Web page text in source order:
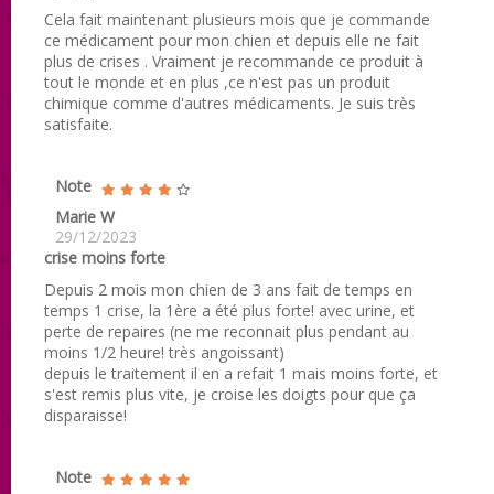
Cela fait maintenant plusieurs mois que je commande
ce médicament pour mon chien et depuis elle ne fait
plus de crises . Vraiment je recommande ce produit à
tout le monde et en plus ,ce n'est pas un produit
chimique comme d'autres médicaments. Je suis très
satisfaite.
Note
Marie W
29/12/2023
crise moins forte
Depuis 2 mois mon chien de 3 ans fait de temps en
temps 1 crise, la 1ère a été plus forte! avec urine, et
perte de repaires (ne me reconnait plus pendant au
moins 1/2 heure! très angoissant)
depuis le traitement il en a refait 1 mais moins forte, et
s'est remis plus vite, je croise les doigts pour que ça
disparaisse!
Note